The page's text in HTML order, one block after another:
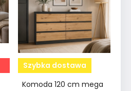
Szybka dostawa
Komoda 120 cm mega